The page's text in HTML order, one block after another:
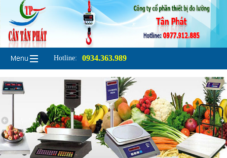
Hotline: 0934.363.989